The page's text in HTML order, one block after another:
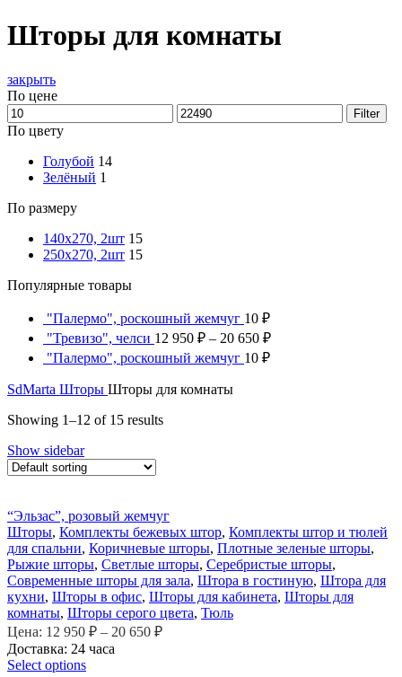
Шторы для комнаты
закрыть
По цене
Filter
По цвету
Голубой 14
Зелёный 1
По размеру
140х270, 2шт 15
250х270, 2шт 15
Популярные товары
"Палермо", роскошный жемчуг 10 ₽
"Тревизо", челси 12 950 ₽ – 20 650 ₽
"Палермо", роскошный жемчуг 10 ₽
SdMarta Шторы Шторы для комнаты
Showing 1–12 of 15 results
Show sidebar
“Эльзас”, розовый жемчуг
Шторы, Комплекты бежевых штор, Комплекты штор и тюлей
для спальни, Коричневые шторы, Плотные зеленые шторы,
Рыжие шторы, Светлые шторы, Серебристые шторы,
Современные шторы для зала, Штора в гостиную, Штора для
кухни, Шторы в офис, Шторы для кабинета, Шторы для
комнаты, Шторы серого цвета, Тюль
Цена: 12 950 ₽ – 20 650 ₽
Доставка: 24 часа
Select options